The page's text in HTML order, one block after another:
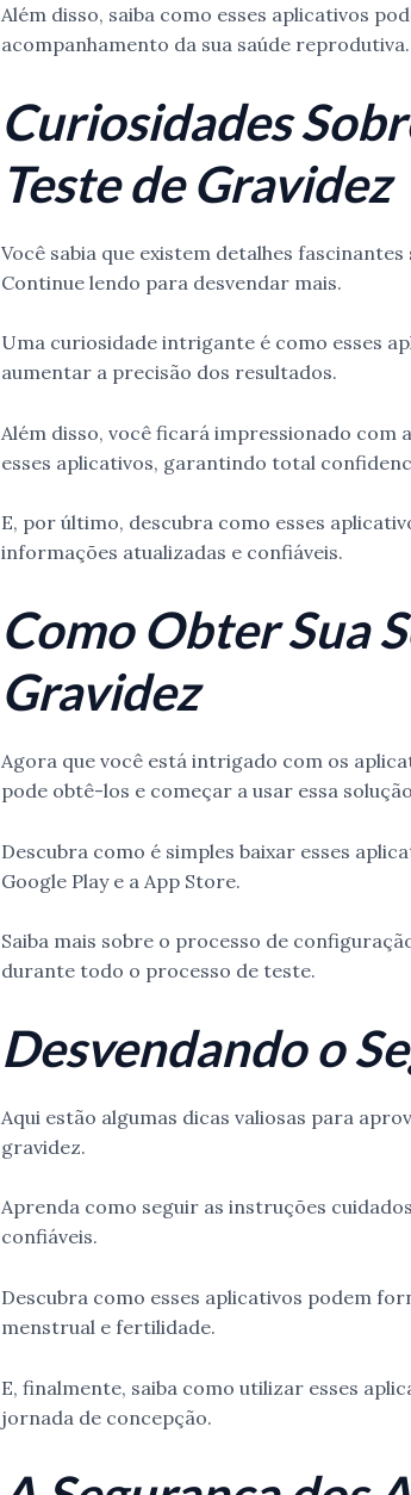
Além disso, saiba como esses aplicativos
acompanhamento da sua saúde reprodutiva.
Curiosidades
Teste de Gravidez
Você sabia que existem detalhes
Continue lendo para desvendar mais.
Uma curiosidade intrigante é como esses
aumentar a precisão dos resultados.
Além disso, você ficará impressionado com
esses aplicativos, garantindo total
E, por último, descubra como esses
informações atualizadas e confiáveis.
Como Obter Sua
Gravidez
Agora que você está intrigado com os
pode obtê-los e começar a usar essa
Descubra como é simples baixar esses
Google Play e a App Store.
Saiba mais sobre o processo de
durante todo o processo de teste.
Desvendando o
Aqui estão algumas dicas valiosas para
gravidez.
Aprenda como seguir as instruções
confiáveis.
Descubra como esses aplicativos podem
menstrual e fertilidade.
E, finalmente, saiba como utilizar esses
jornada de concepção.